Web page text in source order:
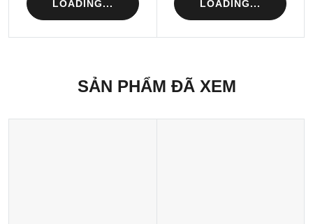
LOADING... LOADING...
SẢN PHẨM ĐÃ XEM